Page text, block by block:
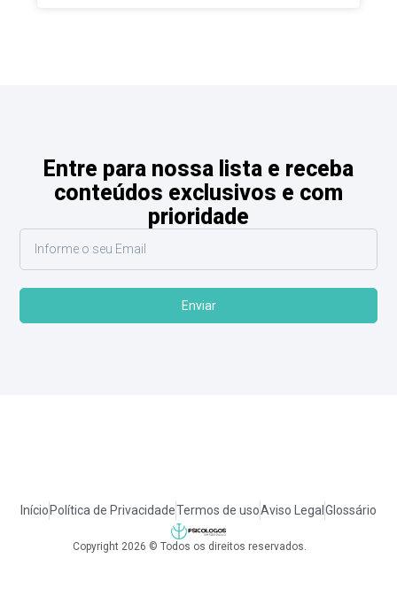
Entre para nossa lista e receba
conteúdos exclusivos e com
prioridade
Enviar
Início Política de PrivacidadeTermos de usoAviso Legal Glossário
Copyright 2026 © Todos os direitos reservados.